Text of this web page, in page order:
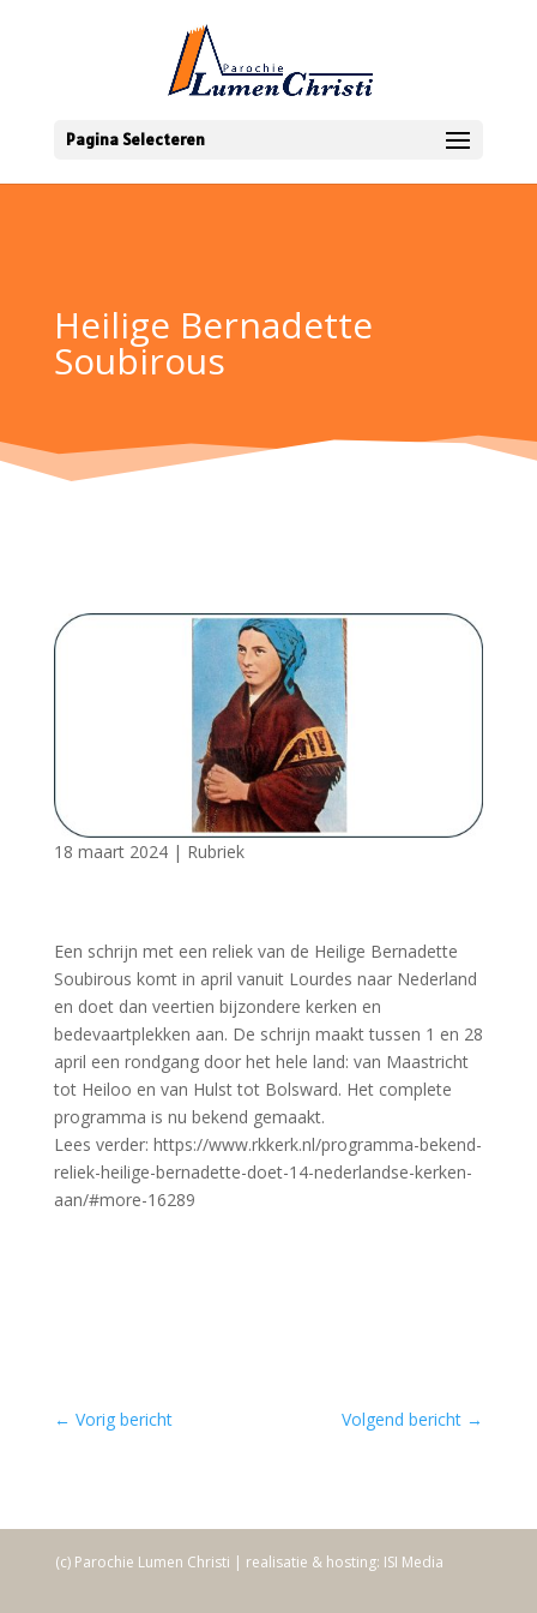
Pagina Selecteren
Heilige Bernadette
Soubirous
18 maart 2024| Rubriek
Een schrijn met een reliek van de Heilige Bernadette
Soubirous komt in april vanuit Lourdes naar Nederland
en doet dan veertien bijzondere kerken en
bedevaartplekken aan. De schrijn maakt tussen 1 en 28
april een rondgang door het hele land: van Maastricht
tot Heiloo en van Hulst tot Bolsward. Het complete
programma is nu bekend gemaakt.
Lees verder: https://www.rkkerk.nl/programma-bekend-
reliek-heilige-bernadette-doet-14-nederlandse-kerken-
aan/#more-16289
← Vorig bericht Volgend bericht →
(c) Parochie Lumen Christi | realisatie & hosting: ISI Media